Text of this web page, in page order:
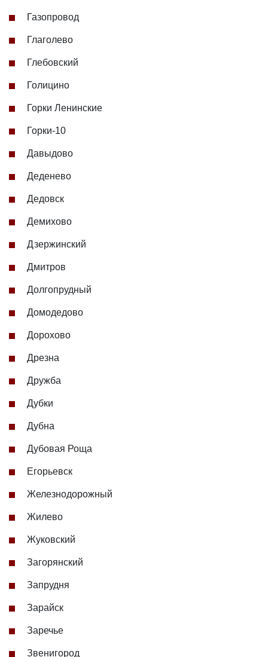
Газопровод
Глаголево
Глебовский
Голицино
Горки Ленинские
Горки-10
Давыдово
Деденево
Дедовск
Демихово
Дзержинский
Дмитров
Долгопрудный
Домодедово
Дорохово
Дрезна
Дружба
Дубки
Дубна
Дубовая Роща
Егорьевск
Железнодорожный
Жилево
Жуковский
Загорянский
Запрудня
Зарайск
Заречье
Звенигород